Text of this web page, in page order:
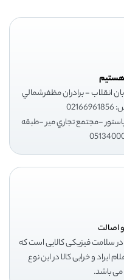
انقلاب - برادران مظفرشمالي
-مجتمع تجاري مير -طبقه
اصالت
سلامت فیزیکی کالایی است که
و خرابی کالا در این نوع